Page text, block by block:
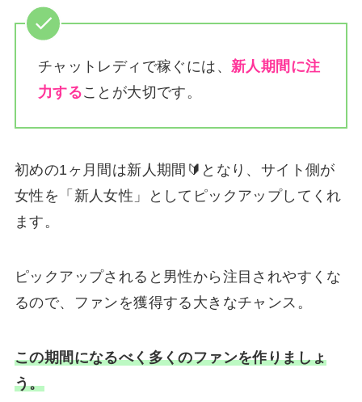
チャットレディで稼ぐには、 新人期間に注
力することが大切です。
初めの1ヶ月間は新人期間🔰となり、サイト側が
女性を「新人女性」としてピックアップしてくれ
ます。
ピックアップされると男性から注目されやすくな
るので、ファンを獲得する大きなチャンス。
この期間になるべく多くのファンを作りましょ
う。